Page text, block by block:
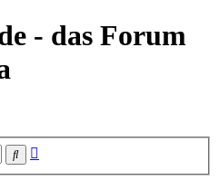
- das Forum
Suche